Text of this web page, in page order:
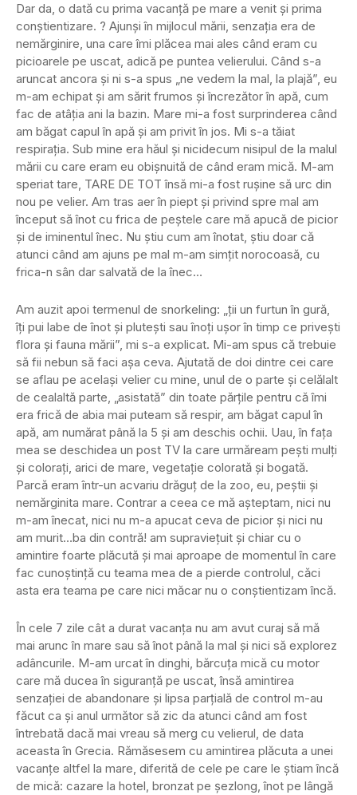
Dar da, o dată cu prima vacanță pe mare a venit și prima
conștientizare. ? Ajunși în mijlocul mării, senzația era de
nemărginire, una care îmi plăcea mai ales când eram cu
picioarele pe uscat, adică pe puntea velierului. Când s-a
aruncat ancora și ni s-a spus „ne vedem la mal, la plajă”, eu
m-am echipat și am sărit frumos și încrezător în apă, cum
fac de atâția ani la bazin. Mare mi-a fost surprinderea când
am băgat capul în apă și am privit în jos. Mi s-a tăiat
respirația. Sub mine era hăul și nicidecum nisipul de la malul
mării cu care eram eu obișnuită de când eram mică. M-am
speriat tare, TARE DE TOT însă mi-a fost rușine să urc din
nou pe velier. Am tras aer în piept și privind spre mal am
început să înot cu frica de peștele care mă apucă de picior
și de iminentul înec. Nu știu cum am înotat, știu doar că
atunci când am ajuns pe mal m-am simțit norocoasă, cu
frica-n sân dar salvată de la înec…
Am auzit apoi termenul de snorkeling: „ții un furtun în gură,
îți pui labe de înot și plutești sau înoți ușor în timp ce privești
flora și fauna mării”, mi s-a explicat. Mi-am spus că trebuie
să fii nebun să faci așa ceva. Ajutată de doi dintre cei care
se aflau pe același velier cu mine, unul de o parte și celălalt
de cealaltă parte, „asistată” din toate părțile pentru că îmi
era frică de abia mai puteam să respir, am băgat capul în
apă, am numărat până la 5 și am deschis ochii. Uau, în fața
mea se deschidea un post TV la care urmăream pești mulți
și colorați, arici de mare, vegetație colorată și bogată.
Parcă eram într-un acvariu drăguț de la zoo, eu, peștii și
nemărginita mare. Contrar a ceea ce mă așteptam, nici nu
m-am înecat, nici nu m-a apucat ceva de picior și nici nu
am murit…ba din contră! am supraviețuit și chiar cu o
amintire foarte plăcută și mai aproape de momentul în care
fac cunoștință cu teama mea de a pierde controlul, căci
asta era teama pe care nici măcar nu o conștientizam încă.
În cele 7 zile cât a durat vacanța nu am avut curaj să mă
mai arunc în mare sau să înot până la mal și nici să explorez
adâncurile. M-am urcat în dinghi, bărcuța mică cu motor
care mă ducea în siguranță pe uscat, însă amintirea
senzației de abandonare și lipsa parțială de control m-au
făcut ca și anul următor să zic da atunci când am fost
întrebată dacă mai vreau să merg cu velierul, de data
aceasta în Grecia. Rămăsesem cu amintirea plăcuta a unei
vacanțe altfel la mare, diferită de cele pe care le știam încă
de mică: cazare la hotel, bronzat pe șezlong, înot pe lângă